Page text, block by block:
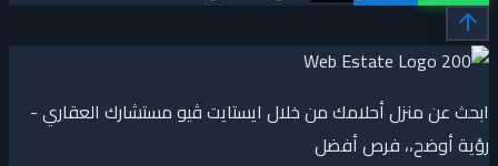
ابحث عن منزل أحلامك من خلال ايستايت ڤيو مستشارك العقاري -
رؤية أوضح،، فرص أفضل